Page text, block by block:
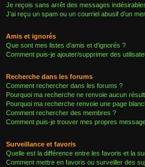
Je reçois sans arrêt des messages
J’ai reçu un spam ou un courriel abusif d’un
Amis et ignorés
Que sont mes listes d’amis et d’ignorés ?
Comment puis-je ajouter/supprimer des
Recherche dans les forums
Comment rechercher dans les forums ?
Pourquoi ma recherche ne renvoie aucun
Pourquoi ma recherche renvoie une page
Comment rechercher des membres ?
Comment puis-je trouver mes propres
Surveillance et favoris
Quelle est la différence entre les favoris et la
Comment mettre en favoris ou surveiller des